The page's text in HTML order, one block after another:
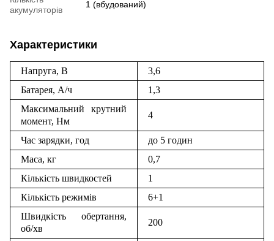
акумуляторів
1 (вбудований)
Характеристики
Напруга, В
3,6
Батарея, А/ч
1,3
Максимальний крутний
момент, Нм
4
Час зарядки, год
до 5 годин
Маса, кг
0,7
Кількість швидкостей
1
Кількість режимів
6+1
Швидкість обертання,
об/хв
200